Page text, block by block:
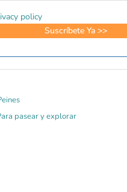
policy
pasear y explorar